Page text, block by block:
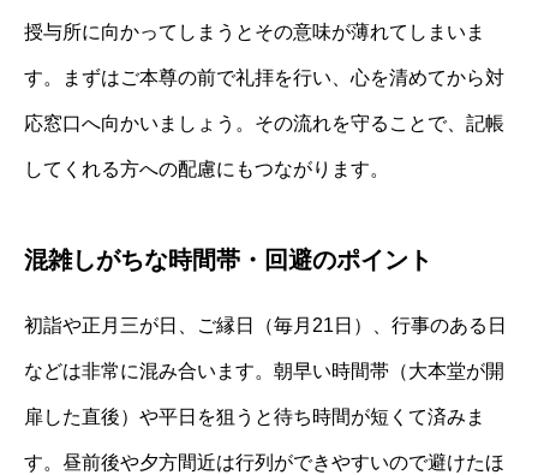
授与所に向かってしまうとその意味が薄れてしまいま
す。まずはご本尊の前で礼拝を行い、心を清めてから対
応窓口へ向かいましょう。その流れを守ることで、記帳
してくれる方への配慮にもつながります。
混雑しがちな時間帯・回避のポイント
初詣や正月三が日、ご縁日（毎月21日）、行事のある日
などは非常に混み合います。朝早い時間帯（大本堂が開
扉した直後）や平日を狙うと待ち時間が短くて済みま
す。昼前後や夕方間近は行列ができやすいので避けたほ